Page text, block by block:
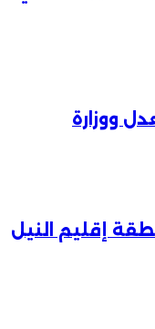
ووزارة
إقليم النيل